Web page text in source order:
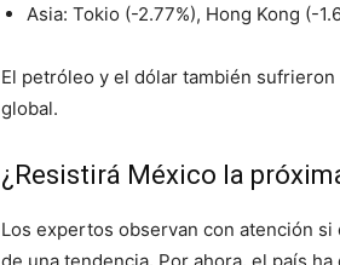
Asia: Tokio (-2.77%), Hong Kong (-
El petróleo y el dólar también
global.
¿Resistirá México la
Los expertos observan con atención